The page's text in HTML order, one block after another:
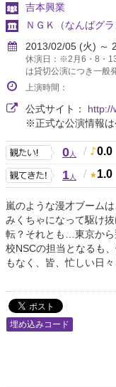
吉本興業
ＮＧＫ（なんばグラ
2013/02/05 (火) ～
休演日：※2月6・8・
は貸切公演につき一般
上演時間：
公式サイト： http://
※正式な公演情報は
0人 / 0.0
1人 / 1.0
嵐のような漫才ブーム
みくちゃになって駆け
転？それとも…東京から
校NSCの担当となるも
もなく、皆、忙しい日
埋め込みコード